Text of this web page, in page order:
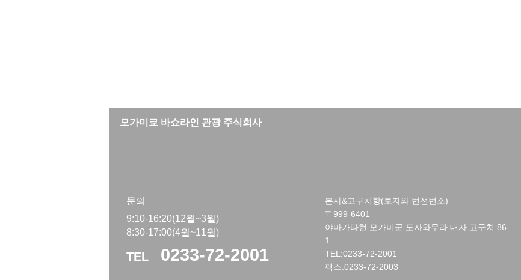
모가미쿄 바쇼라인 관광 주식회사
문의
9:10-16:20(12월~3월)
8:30-17:00(4월~11월)
TEL 0233-72-2001
본사&고구치항(토자와 번선번소)
〒999-6401
야마가타현 모가미군 도자와무라 대자 고구치 86-
1
TEL:0233-72-2001
팩스:0233-72-2003